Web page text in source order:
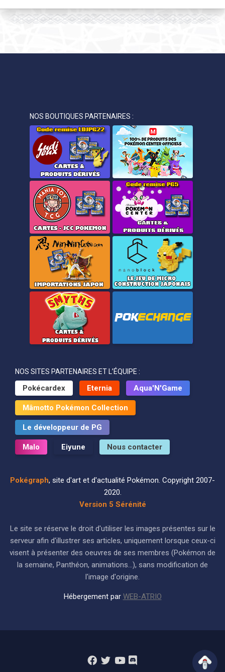
NOS BOUTIQUES PARTENAIRES :
NOS SITES PARTENAIRES ET L’ÉQUIPE :
Pokécardex Eternia Aqua'N'Game
Mâmotto Pokémon Collection
Le développeur de PG
Malo Eiyune Nous contacter
Pokégraph, site d'art et d'actualité Pokémon. Copyright 2007-
2020.
Version 5 Sérénité
Le site se réserve le droit d'utiliser les images présentes sur le
serveur afin d'illustrer ses articles, uniquement lorsque ceux-ci
visent à présenter des oeuvres de ses membres (Pokémon de
la semaine, Panthéon, animations...), sans modification de
l'image d'origine.
Hébergement par WEB-ATRIO